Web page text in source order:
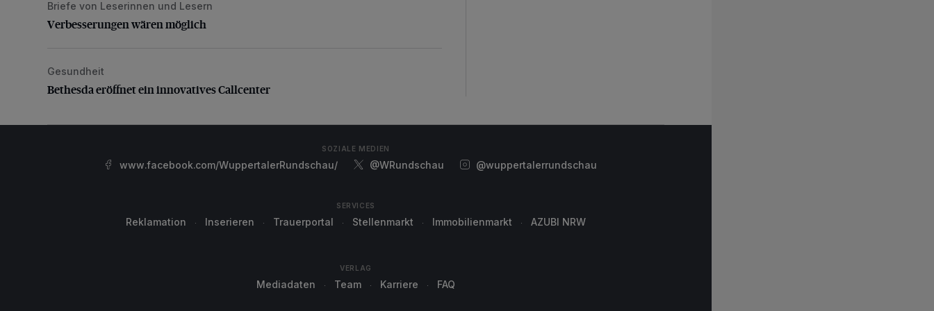
Verbesserungen wären möglich
Briefe von Leserinnen und Lesern
Verbesserungen wären möglich
Bethesda eröffnet ein innovatives Callcenter
Gesundheit
Bethesda eröffnet ein innovatives Callcenter
SOZIALE MEDIEN
www.facebook.com/WuppertalerRundschau/ @WRundschau @wuppertalerrundschau
SERVICES
Reklamation Inserieren Trauerportal Stellenmarkt Immobilienmarkt AZUBI NRW
VERLAG
Mediadaten Team Karriere FAQ